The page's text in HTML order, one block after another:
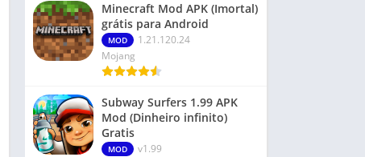
Minecraft Mod APK (Imortal)
grátis para Android
MOD
1.21.120.24
Mojang
Subway Surfers 1.99 APK
Mod (Dinheiro infinito)
Gratis
MOD
v1.99